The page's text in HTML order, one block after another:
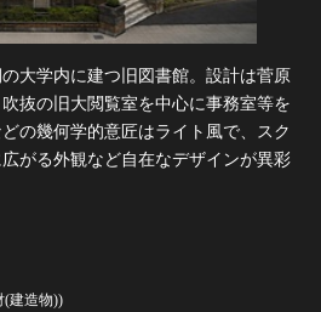
大学内に建つ旧図書館。設計は菅原
抜の旧大閲覧室を中心に事務室等を
の幾何学的意匠はライト風で、スク
がる外観など自在なデザインが異彩
(建造物))